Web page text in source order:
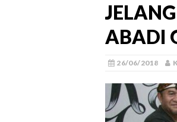
ABADI
26/06/2018